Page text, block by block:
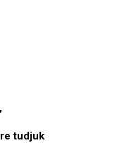
tudjuk